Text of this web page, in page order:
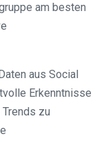
am besten
aus Social
Erkenntnisse
zu